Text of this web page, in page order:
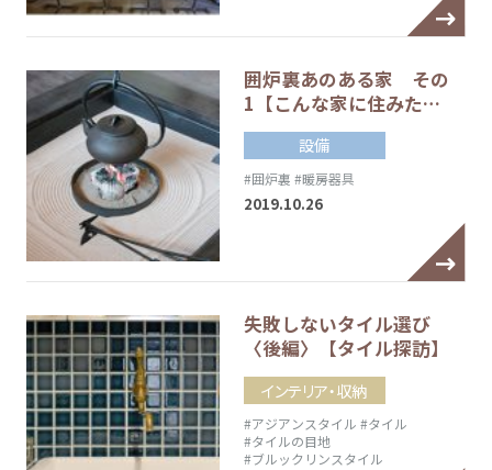
囲炉裏あのある家 その
1【こんな家に住みた…
設備
#囲炉裏 #暖房器具
2019.10.26
失敗しないタイル選び
〈後編〉【タイル探訪】
インテリア・収納
#アジアンスタイル #タイル
#タイルの目地
#ブルックリンスタイル